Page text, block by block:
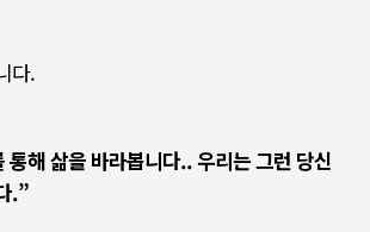
다.
통해 삶을 바라봅니다.. 우리는 그런 당신
.”